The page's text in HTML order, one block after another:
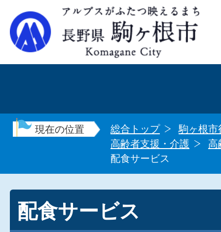
現在の位置 総合トップ
駒ヶ根市
高齢者支援・介護
高
配食サービス
配食サービス